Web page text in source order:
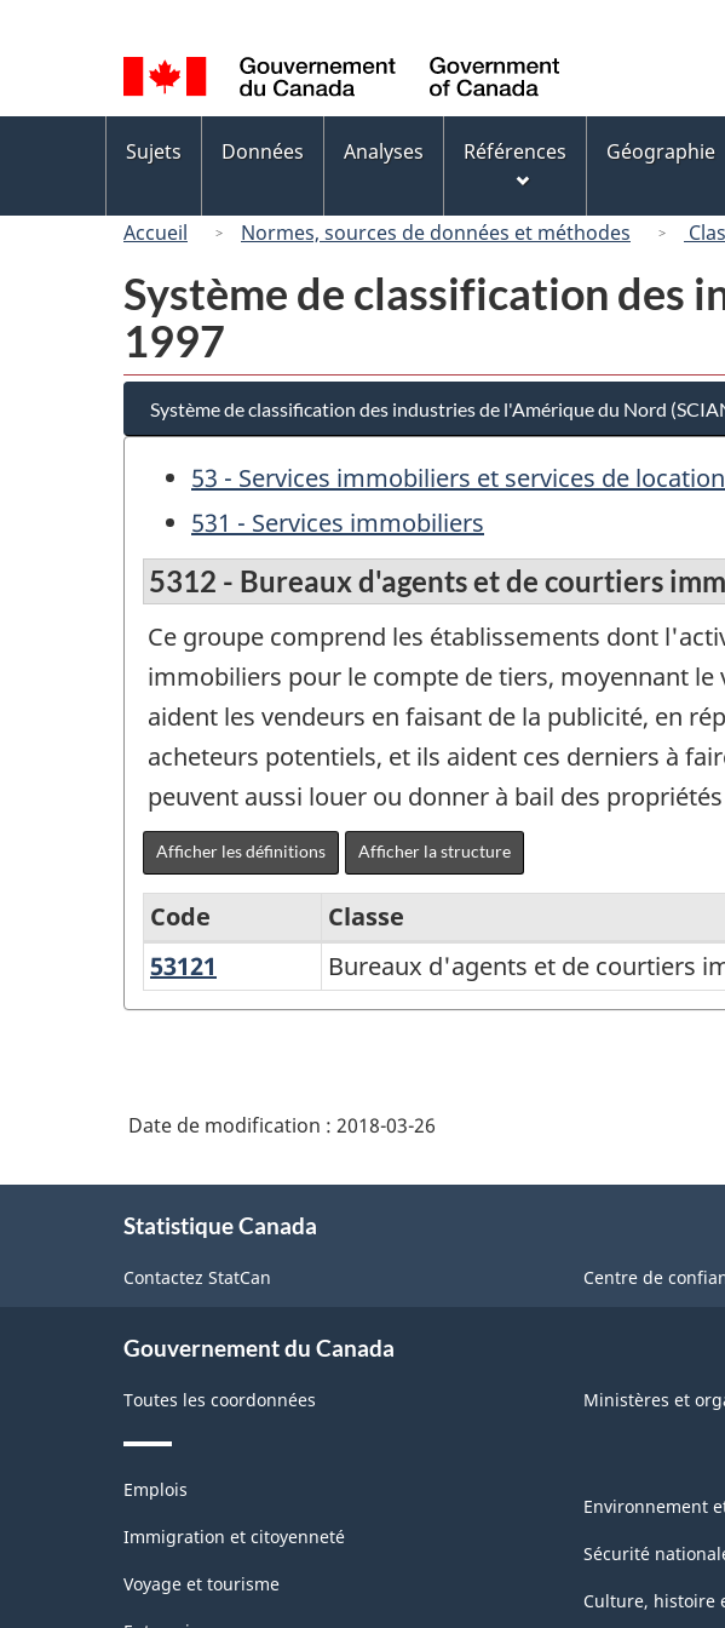
de
la
langue
Canada
des
Sujets Données Analyses Références Géographie
Accueil Normes, sources de données et méthodes
Système de classification des
1997
Système de classification des industries de l'Amérique du Nord
53 - Services immobiliers et services de
531 - Services immobiliers
5312 - Bureaux d'agents et de courtiers
Ce groupe comprend les établissements dont
immobiliers pour le compte de tiers, moyennant
aident les vendeurs en faisant de la publicité, en
acheteurs potentiels, et ils aident ces derniers à
peuvent aussi louer ou donner à bail des
Afficher les définitions Afficher la structure
Système
de
industries
l'Amérique
Nord
-
Structure
de
la
classification
Code
Classe
53121
d'agents
immobiliers
Bureaux d'agents et de courtiers
Date de modification : 2018-03-26
Statistique Canada
Contactez StatCan Centre de
Gouvernement du Canada
Toutes les coordonnées Ministères et
Thèmes
sujets
Emplois
Immigration et citoyenneté
Voyage et tourisme
Environnement
Sécurité
Culture, histoire